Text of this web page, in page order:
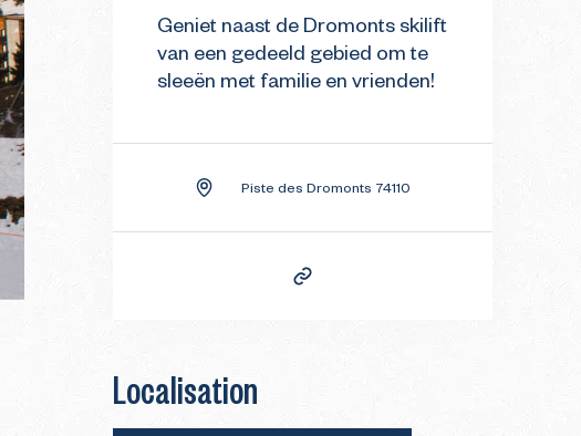
Geniet naast de Dromonts skilift
van een gedeeld gebied om te
sleeën met familie en vrienden!
Piste des Dromonts 74110
Localisation